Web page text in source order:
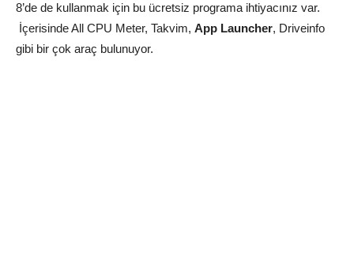
8’de de kullanmak için bu ücretsiz programa ihtiyacınız var.
İçerisinde All CPU Meter, Takvim, App Launcher, Driveinfo
gibi bir çok araç bulunuyor.